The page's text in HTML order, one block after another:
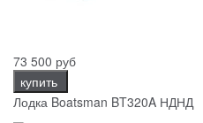
73 500 руб
купить
Лодка Boatsman BT320A НДНД